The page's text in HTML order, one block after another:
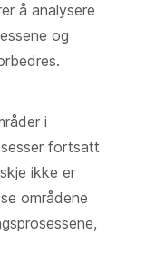
å analysere
og
i
fortsatt
ikke er
områdene